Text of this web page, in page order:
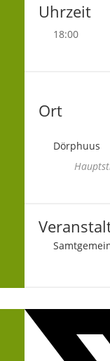
Uhrzeit
18:00
Ort
Dörphuus